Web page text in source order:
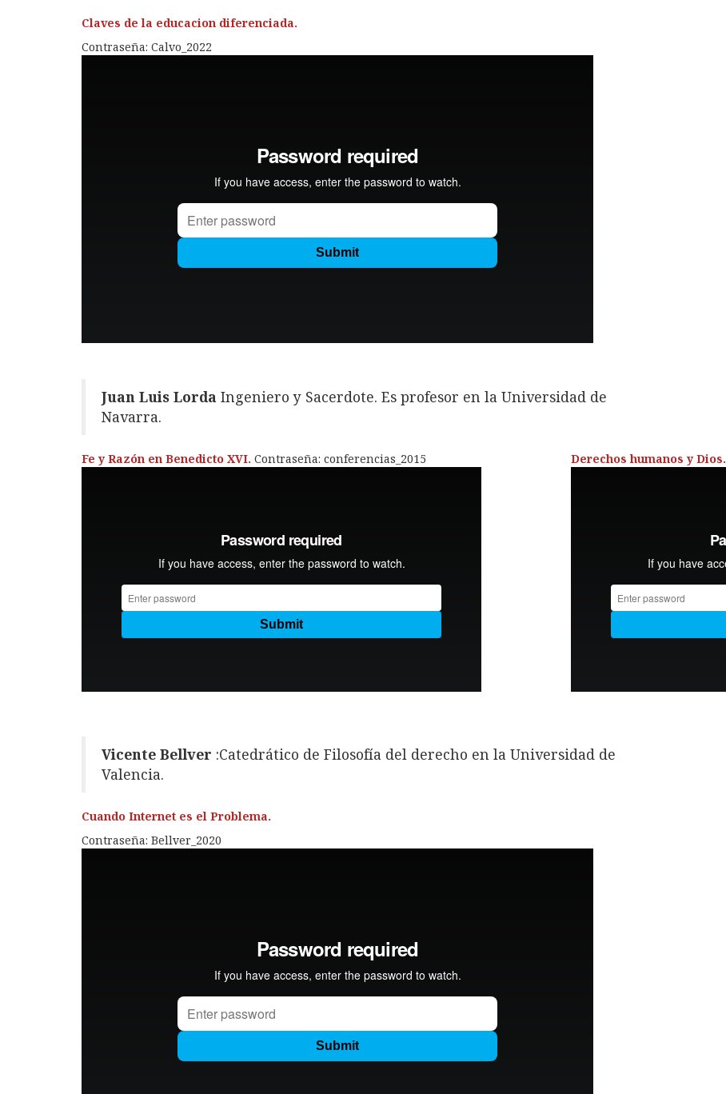
Claves de la educacion diferenciada.
Contraseña: Calvo_2022
Juan Luis Lorda Ingeniero y Sacerdote. Es profesor en la Universidad de
Navarra.
Fe y Razón en Benedicto XVI. Contraseña: conferencias_2015 Derechos humanos y Dios.
Vicente Bellver :Catedrático de Filosofía del derecho en la Universidad de
Valencia.
Cuando Internet es el Problema.
Contraseña: Bellver_2020